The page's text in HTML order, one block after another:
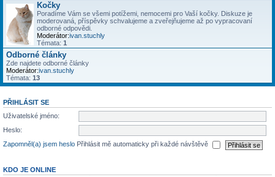
Kočky
Poradíme Vám se všemi potížemi, nemocemi pro Vaší kočky. Diskuze je
moderovaná, příspěvky schvalujeme a zveřejňujeme až po vypracovaní
odborné odpovědi.
Moderátor:ivan.stuchly
Témata: 1
Odborné články
Zde najdete odborné články
Moderátor:ivan.stuchly
Témata: 13
PŘIHLÁSIT SE
Uživatelské jméno:
Heslo:
Zapomněl(a) jsem heslo Přihlásit mě automaticky při každé návštěvě
KDO JE ONLINE